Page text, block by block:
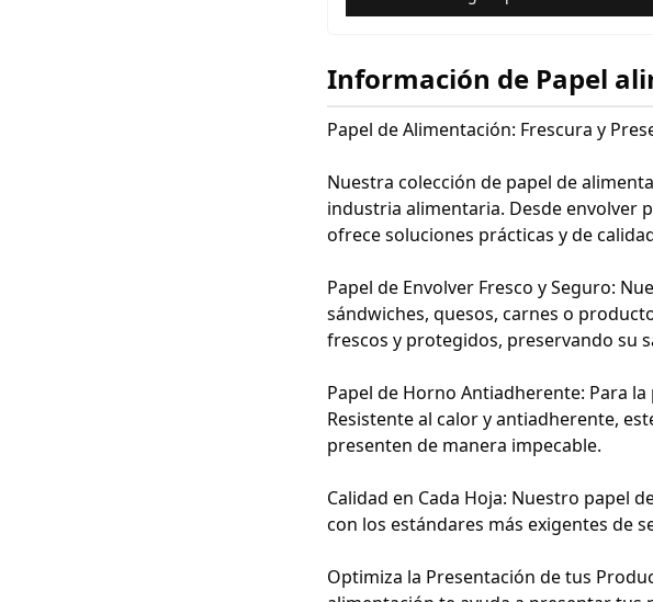
Información de Papel
Papel de Alimentación: Frescura y
Nuestra colección de papel de
industria alimentaria. Desde envolver
ofrece soluciones prácticas y de
Papel de Envolver Fresco y Seguro:
sándwiches, quesos, carnes o
frescos y protegidos, preservando su
Papel de Horno Antiadherente: Para
Resistente al calor y antiadherente,
presenten de manera impecable.
Calidad en Cada Hoja: Nuestro papel
con los estándares más exigentes de
Optimiza la Presentación de tus